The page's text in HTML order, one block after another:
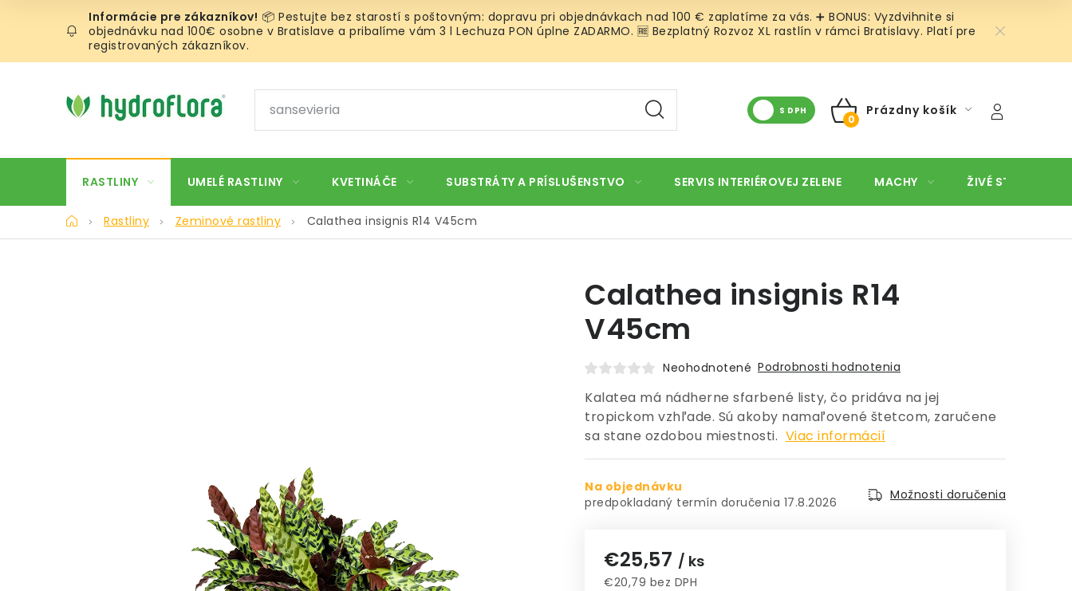
📦 Pestujte bez starostí s poštovným: dopravu pri objednávkach nad 100 € zaplatíme za vás. ➕ BONUS: Vyzdvihnite si
objednávku nad 100€ osobne v Bratislave a pribalíme vám 3 l Lechuza PON úplne ZADARMO. 🆓 Bezplatný Rozvoz XL rastlín v rámci Bratislavy. Platí pre
registrovaných zákazníkov.
S DPH
NÁKUPNÝ
Prázdny košík
RASTLINY UMELÉ RASTLINY KVETINÁČE SUBSTRÁTY A PRÍSLUŠENSTVO SERVIS INTERIÉROVEJ ZELENE MACHY ŽIVÉ STENY
DomovRastliny Zeminové rastliny Calathea insignis R14 V45cm
Calathea insignis R14
V45cm
Neohodnotené Podrobnosti hodnotenia
Kalatea má nádherne sfarbené listy, čo pridáva na jej
tropickom vzhľade. Sú akoby namaľovené štetcom, zaručene
sa stane ozdobou miestnosti. Viac informácií
Na objednávku
17.8.2026
Možnosti doručenia
€25,57 / ks
€20,79 bez DPH